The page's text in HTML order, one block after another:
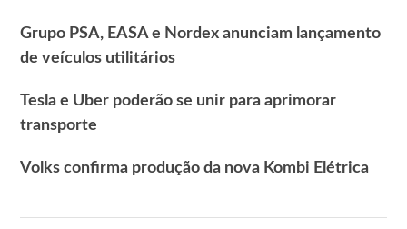
Grupo PSA, EASA e Nordex anunciam lançamento
de veículos utilitários
Tesla e Uber poderão se unir para aprimorar
transporte
Volks confirma produção da nova Kombi Elétrica